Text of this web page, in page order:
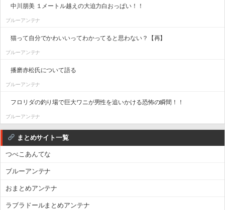
中川朋美 １メートル越えの大迫力白おっぱい！！
ブルーアンテナ
猫って自分でかわいいってわかってると思わない？【再】
ブルーアンテナ
播磨赤松氏について語る
ブルーアンテナ
フロリダの釣り場で巨大ワニが男性を追いかける恐怖の瞬間！！
ブルーアンテナ
まとめサイト一覧
つべこあんてな
ブルーアンテナ
おまとめアンテナ
ラブラドールまとめアンテナ